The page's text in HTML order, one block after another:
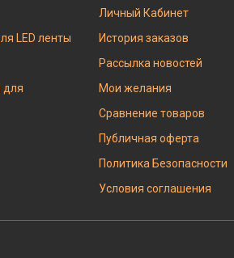
LED ленты
для
Личный Кабинет
История заказов
Рассылка новостей
Мои желания
Сравнение товаров
Публичная оферта
Политика Безопасности
Условия соглашения